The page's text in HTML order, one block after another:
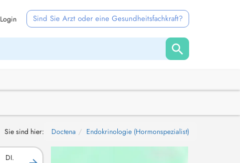
Login Sind Sie Arzt oder eine Gesundheitsfachkraft?
Sie sind hier: Doctena Endokrinologie (Hormonspezialist)
DI.